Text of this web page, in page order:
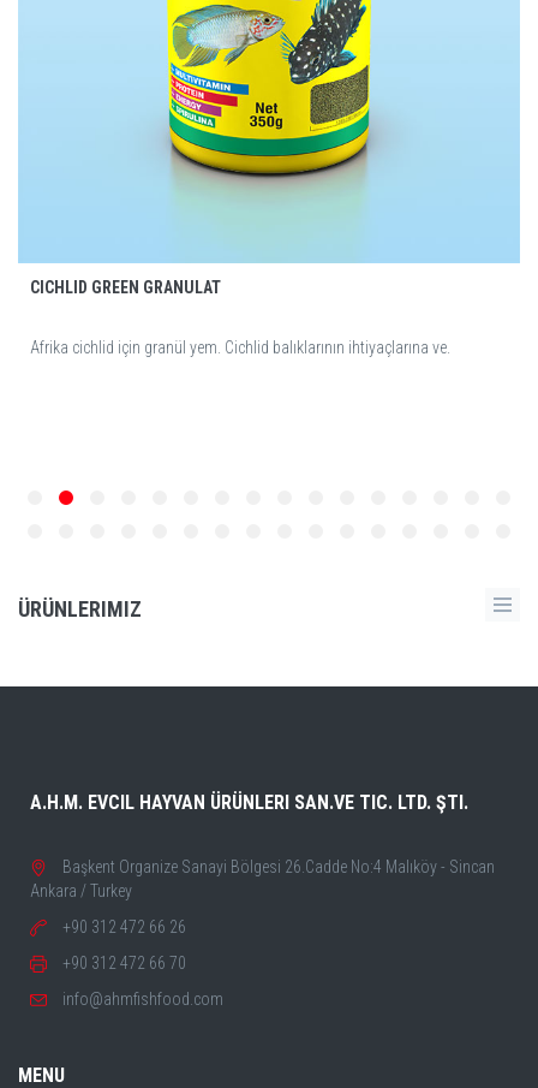
CICHLID GREEN GRANULAT
Afrika cichlid için granül yem. Cichlid balıklarının ihtiyaçlarına ve.
ÜRÜNLERIMIZ
A.H.M. EVCIL HAYVAN ÜRÜNLERI SAN.VE TIC. LTD. ŞTI.
Başkent Organize Sanayi Bölgesi 26.Cadde No:4 Malıköy - Sincan
Ankara / Turkey
+90 312 472 66 26
+90 312 472 66 70
info@ahmfishfood.com
MENU